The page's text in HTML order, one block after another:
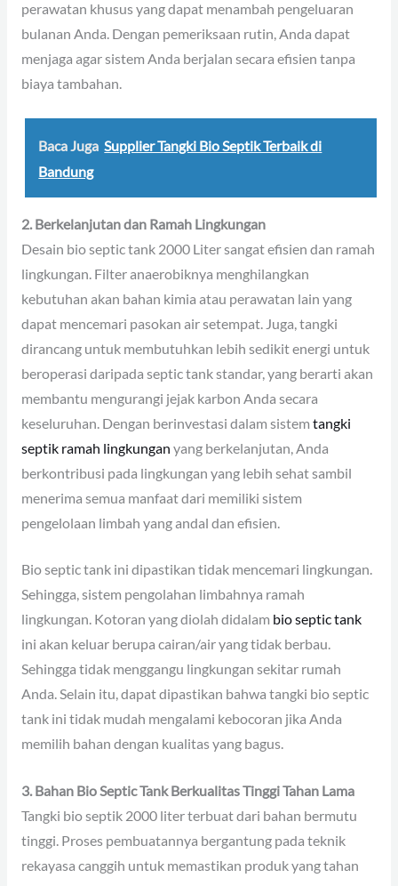
perawatan khusus yang dapat menambah pengeluaran
bulanan Anda. Dengan pemeriksaan rutin, Anda dapat
menjaga agar sistem Anda berjalan secara efisien tanpa
biaya tambahan.
Baca Juga Supplier Tangki Bio Septik Terbaik di
Bandung
2. Berkelanjutan dan Ramah Lingkungan
Desain bio septic tank 2000 Liter sangat efisien dan ramah
lingkungan. Filter anaerobiknya menghilangkan
kebutuhan akan bahan kimia atau perawatan lain yang
dapat mencemari pasokan air setempat. Juga, tangki
dirancang untuk membutuhkan lebih sedikit energi untuk
beroperasi daripada septic tank standar, yang berarti akan
membantu mengurangi jejak karbon Anda secara
keseluruhan. Dengan berinvestasi dalam sistem tangki
septik ramah lingkungan yang berkelanjutan, Anda
berkontribusi pada lingkungan yang lebih sehat sambil
menerima semua manfaat dari memiliki sistem
pengelolaan limbah yang andal dan efisien.
Bio septic tank ini dipastikan tidak mencemari lingkungan.
Sehingga, sistem pengolahan limbahnya ramah
lingkungan. Kotoran yang diolah didalam bio septic tank
ini akan keluar berupa cairan/air yang tidak berbau.
Sehingga tidak menggangu lingkungan sekitar rumah
Anda. Selain itu, dapat dipastikan bahwa tangki bio septic
tank ini tidak mudah mengalami kebocoran jika Anda
memilih bahan dengan kualitas yang bagus.
3. Bahan Bio Septic Tank Berkualitas Tinggi Tahan Lama
Tangki bio septik 2000 liter terbuat dari bahan bermutu
tinggi. Proses pembuatannya bergantung pada teknik
rekayasa canggih untuk memastikan produk yang tahan